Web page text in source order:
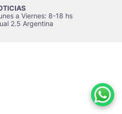
a Viernes: 8-18 hs
2.5 Argentina